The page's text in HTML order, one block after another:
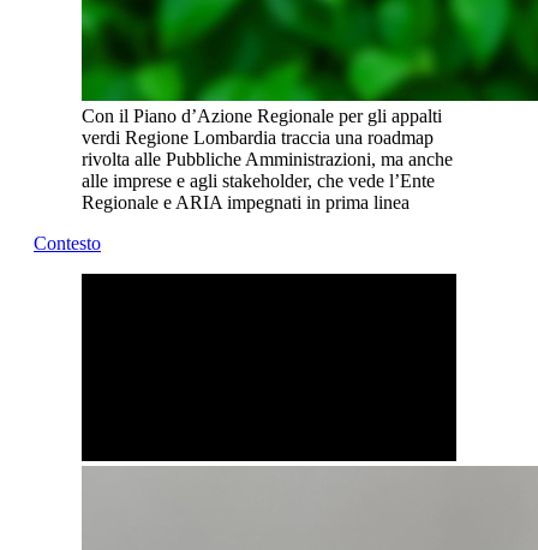
Con il Piano d’Azione Regionale per gli appalti
verdi Regione Lombardia traccia una roadmap
rivolta alle Pubbliche Amministrazioni, ma anche
alle imprese e agli stakeholder, che vede l’Ente
Regionale e ARIA impegnati in prima linea
Contesto